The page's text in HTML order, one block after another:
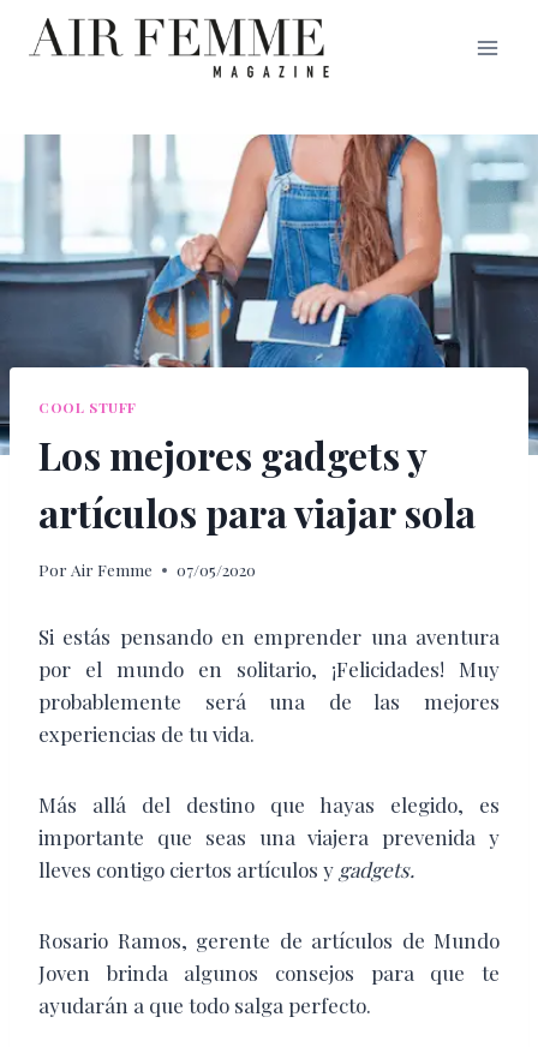
Saltar
COOL STUFF
Los mejores gadgets y
artículos para viajar sola
Por Air Femme 07/05/2020
Si estás pensando en emprender una aventura
por el mundo en solitario, ¡Felicidades! Muy
probablemente será una de las mejores
experiencias de tu vida.
Más allá del destino que hayas elegido, es
importante que seas una viajera prevenida y
lleves contigo ciertos artículos y gadgets.
Rosario Ramos, gerente de artículos de Mundo
Joven brinda algunos consejos para que te
ayudarán a que todo salga perfecto.